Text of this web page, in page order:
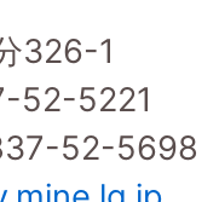
326-1
52-5221
52-5698